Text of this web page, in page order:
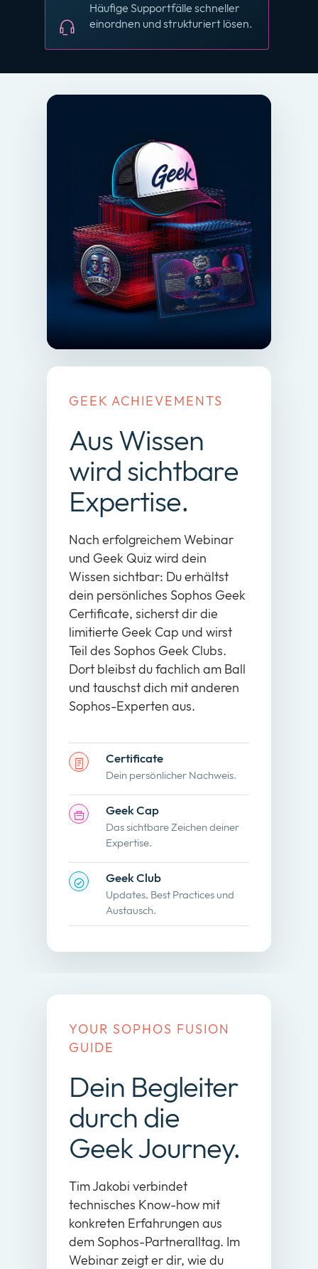
Häufige Supportfälle schneller
einordnen und strukturiert lösen.
GEEK ACHIEVEMENTS
Aus Wissen
wird sichtbare
Expertise.
Nach erfolgreichem Webinar
und Geek Quiz wird dein
Wissen sichtbar: Du erhältst
dein persönliches Sophos Geek
Certificate, sicherst dir die
limitierte Geek Cap und wirst
Teil des Sophos Geek Clubs.
Dort bleibst du fachlich am Ball
und tauschst dich mit anderen
Sophos-Experten aus.
Certificate
Dein persönlicher Nachweis.
Geek Cap
Das sichtbare Zeichen deiner
Expertise.
Geek Club
Updates, Best Practices und
Austausch.
YOUR SOPHOS FUSION
GUIDE
Dein Begleiter
durch die
Geek Journey.
Tim Jakobi verbindet
technisches Know-how mit
konkreten Erfahrungen aus
dem Sophos-Partneralltag. Im
Webinar zeigt er dir, wie du